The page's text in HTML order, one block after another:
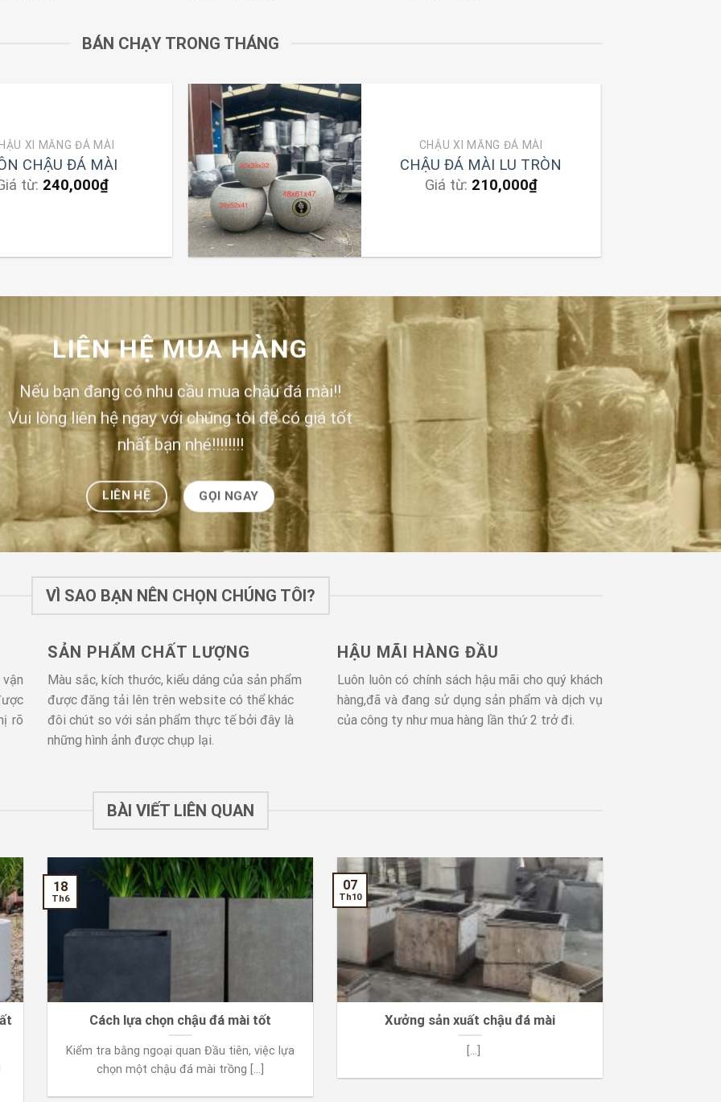
BÁN CHẠY TRONG THÁNG
XI MĂNG ĐÁ MÀI
CHẬU ĐÁ MÀI
từ: 240,000₫
CHẬU XI MĂNG ĐÁ MÀI
CHẬU ĐÁ MÀI LU TRÒN
Giá từ: 210,000₫
LIÊN HỆ MUA HÀNG
Nếu bạn đang có nhu cầu mua chậu đá mài!!
Vui lòng liên hệ ngay với chúng tôi để có giá tốt
nhất bạn nhé!!!!!!!!
LIÊN HỆ GỌI NGAY
VÌ SAO BẠN NÊN CHỌN CHÚNG TÔI?
rõ
SẢN PHẨM CHẤT LƯỢNG
Màu sắc, kích thước, kiểu dáng của sản phẩm
được đăng tải lên trên website có thể khác
đôi chút so với sản phẩm thực tế bởi đây là
những hình ảnh được chụp lại.
HẬU MÃI HÀNG ĐẦU
Luôn luôn có chính sách hậu mãi cho quý khách
hàng,đã và đang sử dụng sản phẩm và dịch vụ
của công ty như mua hàng lần thứ 2 trở đi.
BÀI VIẾT LIÊN QUAN
Cách lựa chọn chậu đá mài tốt
Kiểm tra bằng ngoại quan Đầu tiên, việc lựa
chọn một chậu đá mài trồng [...]
18
Th6
Xưởng sản xuất chậu đá mài
[...]
07
Th10